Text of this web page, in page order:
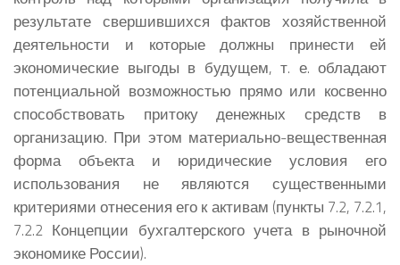
результате свершившихся фактов хозяйственной
деятельности и которые должны принести ей
экономические выгоды в будущем, т. е. обладают
потенциальной возможностью прямо или косвенно
способствовать притоку денежных средств в
организацию. При этом материально-вещественная
форма объекта и юридические условия его
использования не являются существенными
критериями отнесения его к активам (пункты 7.2, 7.2.1,
7.2.2 Концепции бухгалтерского учета в рыночной
экономике России).